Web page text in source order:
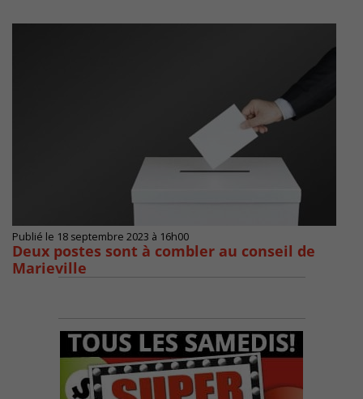
Publié le 18 septembre 2023 à 16h00
Deux postes sont à combler au conseil de
Marieville